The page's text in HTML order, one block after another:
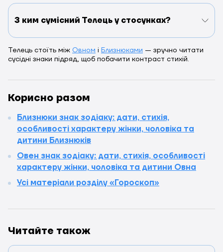
З ким сумісний Телець у стосунках?
Телець стоїть між Овном і Близнюками — зручно читати
сусідні знаки підряд, щоб побачити контраст стихій.
Корисно разом
Близнюки знак зодіаку: дати, стихія,
особливості характеру жінки, чоловіка та
дитини Близнюків
Овен знак зодіаку: дати, стихія, особливості
характеру жінки, чоловіка та дитини Овна
Усі матеріали розділу «Гороскоп»
Читайте також